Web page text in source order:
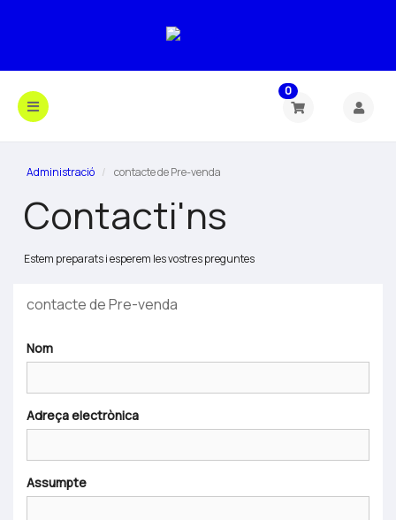
0
Administració contacte de Pre-venda
Contacti'ns
Estem preparats i esperem les vostres preguntes
contacte de Pre-venda
Nom
Adreça electrònica
Assumpte